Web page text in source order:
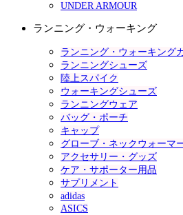
UNDER ARMOUR
ランニング・ウォーキング
ランニング・ウォーキング
ランニングシューズ
陸上スパイク
ウォーキングシューズ
ランニングウェア
バッグ・ポーチ
キャップ
グローブ・ネックウォーマ
アクセサリー・グッズ
ケア・サポーター用品
サプリメント
adidas
ASICS